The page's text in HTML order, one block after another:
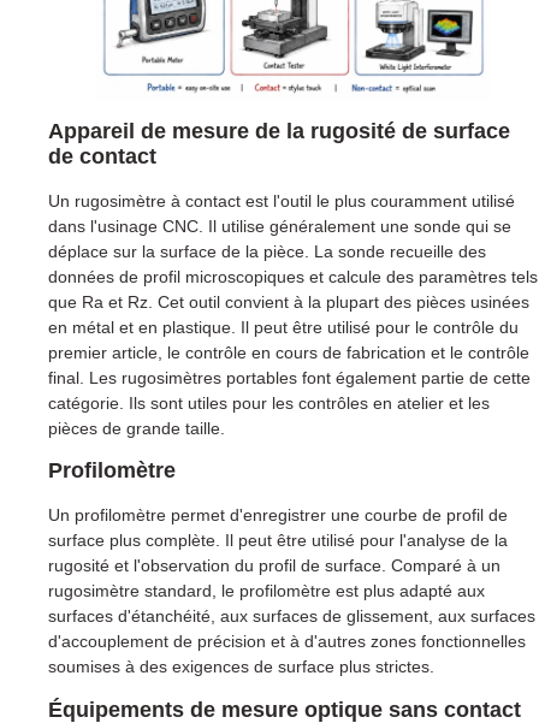
Appareil de mesure de la rugosité de surface
de contact
Un rugosimètre à contact est l'outil le plus couramment utilisé
dans l'usinage CNC. Il utilise généralement une sonde qui se
déplace sur la surface de la pièce. La sonde recueille des
données de profil microscopiques et calcule des paramètres tels
que Ra et Rz. Cet outil convient à la plupart des pièces usinées
en métal et en plastique. Il peut être utilisé pour le contrôle du
premier article, le contrôle en cours de fabrication et le contrôle
final. Les rugosimètres portables font également partie de cette
catégorie. Ils sont utiles pour les contrôles en atelier et les
pièces de grande taille.
Profilomètre
Un profilomètre permet d'enregistrer une courbe de profil de
surface plus complète. Il peut être utilisé pour l'analyse de la
rugosité et l'observation du profil de surface. Comparé à un
rugosimètre standard, le profilomètre est plus adapté aux
surfaces d'étanchéité, aux surfaces de glissement, aux surfaces
d'accouplement de précision et à d'autres zones fonctionnelles
soumises à des exigences de surface plus strictes.
Équipements de mesure optique sans contact